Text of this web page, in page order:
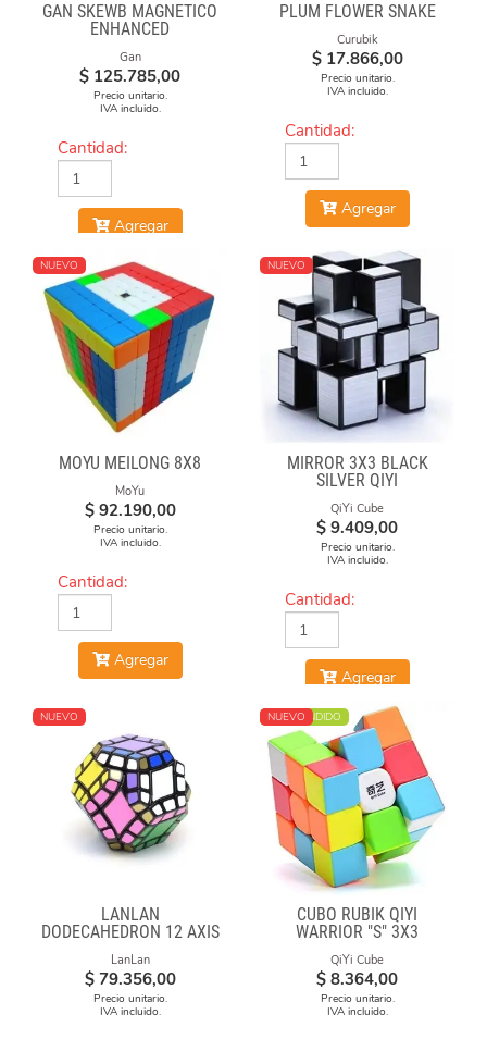
GAN SKEWB MAGNETICO
ENHANCED
Gan
$ 125.785,00
Precio unitario.
IVA incluido.
Cantidad:
Agregar
PLUM FLOWER SNAKE
Curubik
$ 17.866,00
Precio unitario.
IVA incluido.
Cantidad:
Agregar
NUEVO
MOYU MEILONG 8X8
MoYu
$ 92.190,00
Precio unitario.
IVA incluido.
Cantidad:
Agregar
NUEVO
MIRROR 3X3 BLACK
SILVER QIYI
QiYi Cube
$ 9.409,00
Precio unitario.
IVA incluido.
Cantidad:
Agregar
NUEVO
LANLAN
DODECAHEDRON 12 AXIS
LanLan
$ 79.356,00
Precio unitario.
IVA incluido.
MÁS VENDIDO
NUEVO
CUBO RUBIK QIYI
WARRIOR "S" 3X3
STICKERLESS
QiYi Cube
$ 8.364,00
Precio unitario.
IVA incluido.